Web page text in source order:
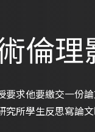
倫理
要求他要繳交一份
所學生反思寫論